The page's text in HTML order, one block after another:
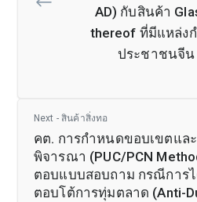
AD) กับสินค้า
thereof ที่มีแหล่ง
ประชาชนจีน
Next - สินค้าสิ่งทอ
คต. การกำหนดขอบเขตแล
พิจารณา (PUC/PCN
ตอบแบบสอบถาม กรณีการ
ตอบโต้การทุ่มตลาด (Anti-